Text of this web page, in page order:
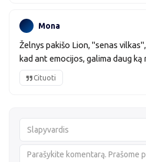
Mona
Želnys pakišo Lion, "senas
kad ant emocijos, galima daug
Cituoti